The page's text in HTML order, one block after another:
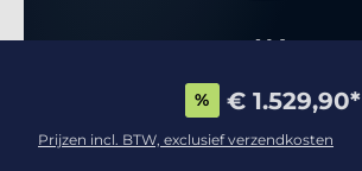
4K
% € 1.529,90*
Prijzen incl. BTW, exclusief verzendkosten